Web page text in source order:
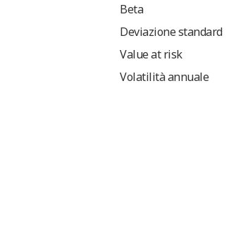
Beta
Deviazione standard
Value at risk
Volatilità annuale